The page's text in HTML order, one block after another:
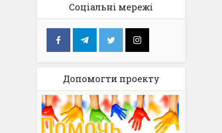
Соціальні мережі
Допомогти проекту